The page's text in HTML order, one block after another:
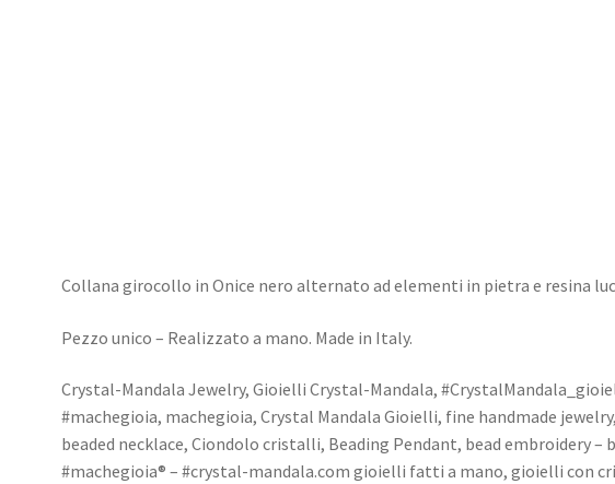
Collana girocollo in Onice nero alternato ad elementi in pietra e resina
Pezzo unico – Realizzato a mano. Made in Italy.
Crystal-Mandala Jewelry, Gioielli Crystal-Mandala,
#machegioia, machegioia, Crystal Mandala Gioielli, fine handmade jewelry,
beaded necklace, Ciondolo cristalli, Beading Pendant, bead embroidery –
#machegioia® – #crystal-mandala.com gioielli fatti a mano, gioielli con